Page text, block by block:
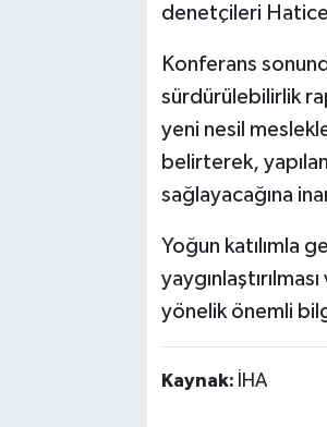
denetçileri Hatice
Konferans
sürdürülebilirlik
yeni nesil
belirterek,
sağlayacağına
Yoğun katılımla
yönelik önemli
Kaynak: İHA